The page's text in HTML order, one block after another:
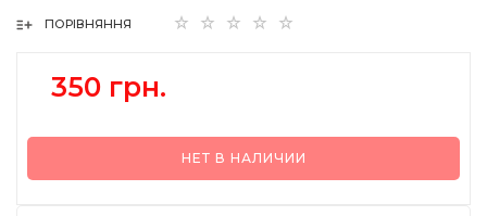
ПОРІВНЯННЯ
350 грн.
НЕТ В НАЛИЧИИ